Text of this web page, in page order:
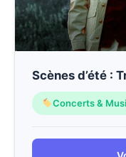
Scènes d’été :
Concerts &